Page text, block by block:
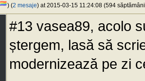
) (2 mesaje) at 2015-03-15 11:24:08 (594
#13 vasea89, acolo
ștergem, lasă să
modernizează pe zi